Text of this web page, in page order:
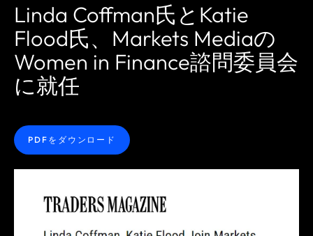
Linda Coffman氏とKatie
Flood氏、Markets Mediaの
Women in Finance諮問委員会
に就任
PDFをダウンロード